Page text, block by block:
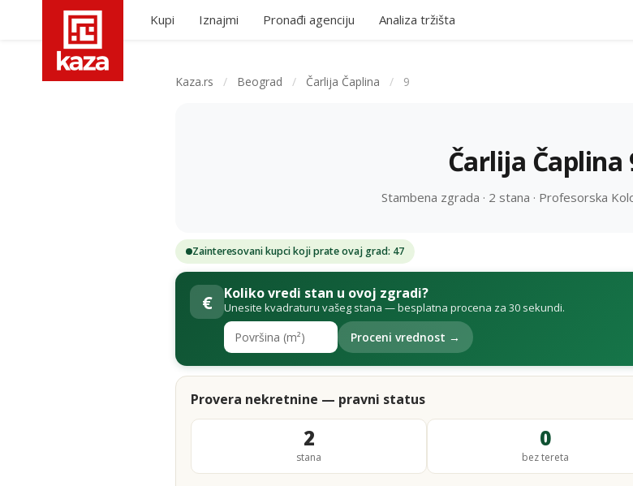
Kupi Iznajmi Pronađi agenciju Analiza tržišta
Kaza.rs / Beograd / Čarlija Čaplina / 9
Čarlija Čaplina
Stambena zgrada · 2 stana · Profesorska
Zainteresovani kupci koji prate ovaj grad: 47
€ Koliko vredi stan u ovoj zgradi?
Unesite kvadraturu vašeg stana — besplatna procena za 30 sekundi.
Proceni vrednost →
Provera nekretnine — pravni status
2
stana
0
bez tereta